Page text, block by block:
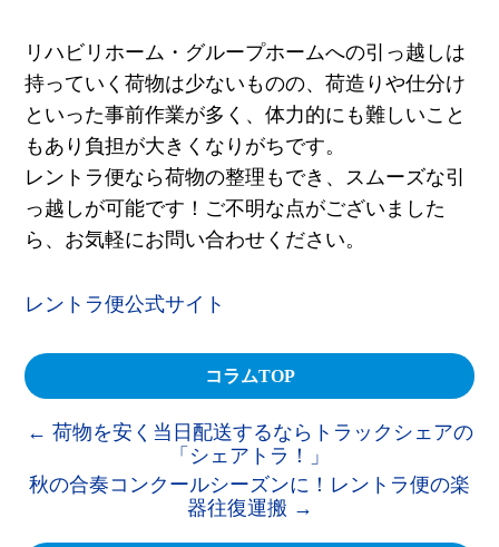
リハビリホーム・グループホームへの引っ越しは
持っていく荷物は少ないものの、荷造りや仕分け
といった事前作業が多く、体力的にも難しいこと
もあり負担が大きくなりがちです。
レントラ便なら荷物の整理もでき、スムーズな引
っ越しが可能です！ご不明な点がございました
ら、お気軽にお問い合わせください。
レントラ便公式サイト
コラムTOP
← 荷物を安く当日配送するならトラックシェアの
「シェアトラ！」
秋の合奏コンクールシーズンに！レントラ便の楽
器往復運搬 →